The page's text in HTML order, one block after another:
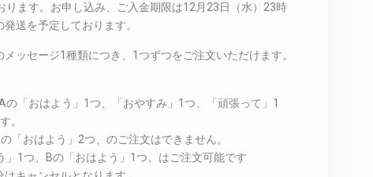
ります。お申し込み、ご入金期限は12月23日（水）23時
送を予定しております。
ッセージ1種類につき、1つずつをご注文いただけます。
「おはよう」1つ、「おやすみ」1つ、「頑張って」1
。
「おはよう」2つ、のご注文はできません。
1つ、Bの「おはよう」1つ、はご注文可能です